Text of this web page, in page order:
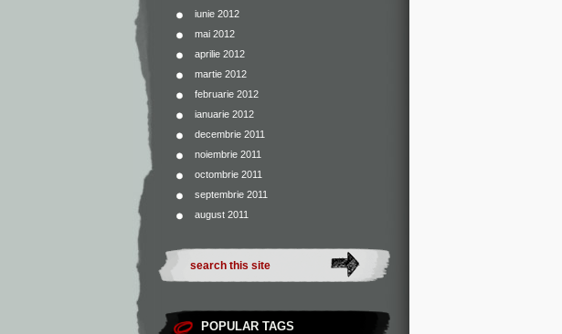
iunie 2012
mai 2012
aprilie 2012
martie 2012
februarie 2012
ianuarie 2012
decembrie 2011
noiembrie 2011
octombrie 2011
septembrie 2011
august 2011
POPULAR TAGS